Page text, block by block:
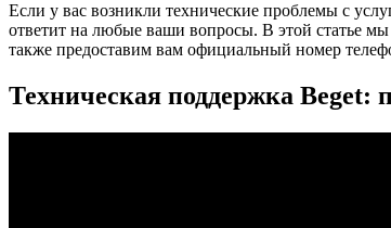
Если у вас возникли технические проблемы с
ответит на любые ваши вопросы. В этой статье
также предоставим вам официальный номер
Техническая поддержка Beget: